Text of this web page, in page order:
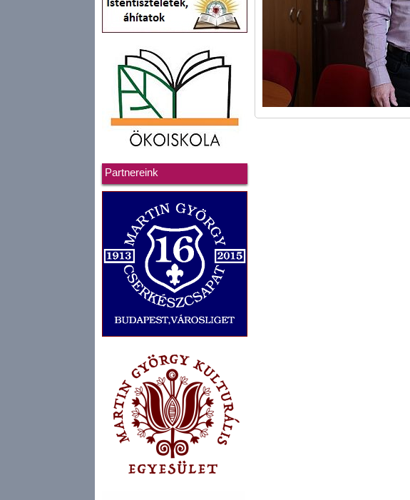
Partnereink